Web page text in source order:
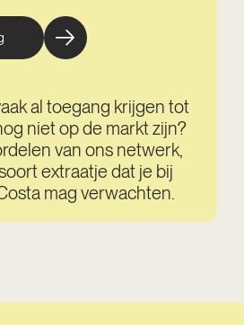
al toegang krijgen tot
niet op de markt zijn?
van ons netwerk,
extraatje dat je bij
mag verwachten.